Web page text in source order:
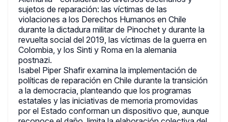
sujetos de reparación: las víctimas de las
violaciones a los Derechos Humanos en Chile
durante la dictadura militar de Pinochet y durante la
revuelta social del 2019, las víctimas de la guerra en
Colombia, y los Sinti y Roma en la alemania
postnazi.
Isabel Piper Shafir examina la implementación de
políticas de reparación en Chile durante la transición
a la democracia, planteando que los programas
estatales y las iniciativas de memoria promovidas
por el Estado conforman un dispositivo que, aunque